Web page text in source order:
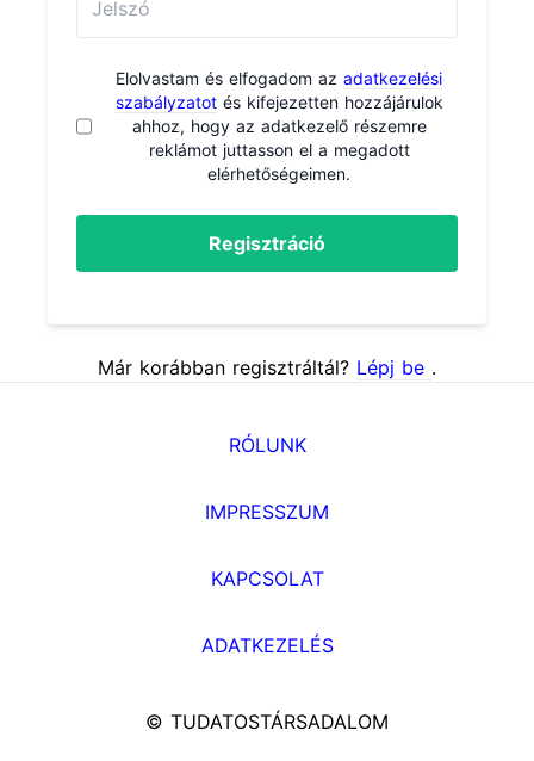
Elolvastam és elfogadom azadatkezelési
szabályzatotés kifejezetten hozzájárulok
ahhoz, hogy az adatkezelő részemre
reklámot juttasson el a megadott
elérhetőségeimen.
Regisztráció
Már korábban regisztráltál? Lépj be .
RÓLUNK
IMPRESSZUM
KAPCSOLAT
ADATKEZELÉS
© TUDATOSTÁRSADALOM